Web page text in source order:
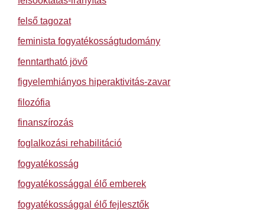
felső tagozat
feminista fogyatékosságtudomány
fenntartható jövő
figyelemhiányos hiperaktivitás-zavar
filozófia
finanszírozás
foglalkozási rehabilitáció
fogyatékosság
fogyatékossággal élő emberek
fogyatékossággal élő fejlesztők